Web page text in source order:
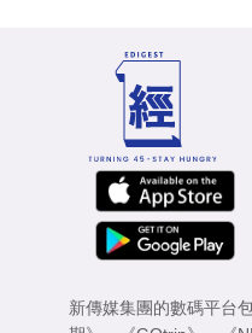
新傳媒集團的數碼平台